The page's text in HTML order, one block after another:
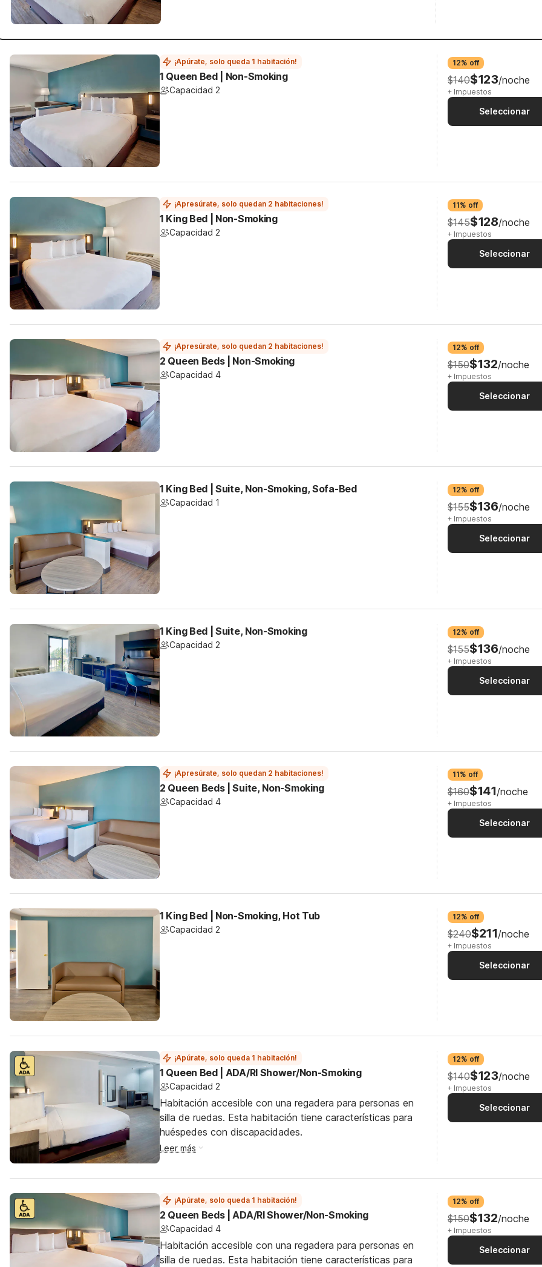
¡Apúrate, solo queda 1 habitación!
1 Queen Bed | Non-Smoking
Capacidad 2
12% off
$140$123/noche
+ Impuestos
Seleccionar
¡Apresúrate, solo quedan 2 habitaciones!
1 King Bed | Non-Smoking
Capacidad 2
11% off
$145$128/noche
+ Impuestos
Seleccionar
¡Apresúrate, solo quedan 2 habitaciones!
2 Queen Beds | Non-Smoking
Capacidad 4
12% off
$150$132/noche
+ Impuestos
Seleccionar
1 King Bed | Suite, Non-Smoking, Sofa-Bed
Capacidad 1
12% off
$155$136/noche
+ Impuestos
Seleccionar
1 King Bed | Suite, Non-Smoking
Capacidad 2
12% off
$155$136/noche
+ Impuestos
Seleccionar
¡Apresúrate, solo quedan 2 habitaciones!
2 Queen Beds | Suite, Non-Smoking
Capacidad 4
11% off
$160$141/noche
+ Impuestos
Seleccionar
1 King Bed | Non-Smoking, Hot Tub
Capacidad 2
12% off
$240$211/noche
+ Impuestos
Seleccionar
¡Apúrate, solo queda 1 habitación!
1 Queen Bed | ADA/RI Shower/Non-Smoking
Capacidad 2
Habitación accesible con una regadera para personas en
silla de ruedas. Esta habitación tiene características para
huéspedes con discapacidades.
Leer más
12% off
$140$123/noche
+ Impuestos
Seleccionar
¡Apúrate, solo queda 1 habitación!
2 Queen Beds | ADA/RI Shower/Non-Smoking
Capacidad 4
Habitación accesible con una regadera para personas en
silla de ruedas. Esta habitación tiene características para
12% off
$150$132/noche
+ Impuestos
Seleccionar